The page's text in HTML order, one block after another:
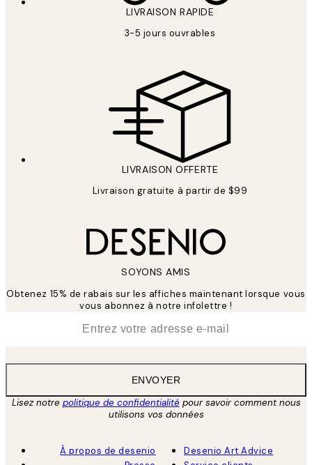
LIVRAISON RAPIDE
3-5 jours ouvrables
LIVRAISON OFFERTE
Livraison gratuite à partir de $99
SOYONS AMIS
Obtenez 15% de rabais sur les affiches maintenant lorsque vous
vous abonnez à notre infolettre !
ENVOYER
Lisez notre politique de confidentialitépour savoir comment nous
utilisons vos données
À propos de desenio
Desenio Art Advice